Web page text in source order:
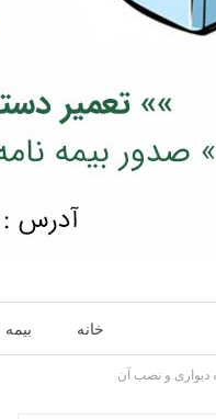
خانه
دیواری و نصب آن